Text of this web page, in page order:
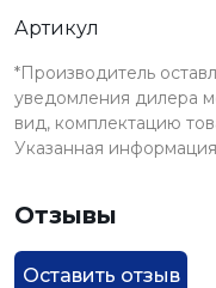
Артикул
*Производитель
уведомления дилера
вид, комплектацию
Указанная
Отзывы
Оставить отзыв